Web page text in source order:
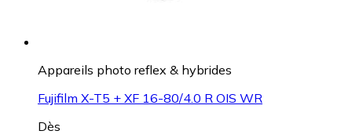
Appareils photo reflex & hybrides
Fujifilm X-T5 + XF 16-80/4.0 R OIS WR
Dès